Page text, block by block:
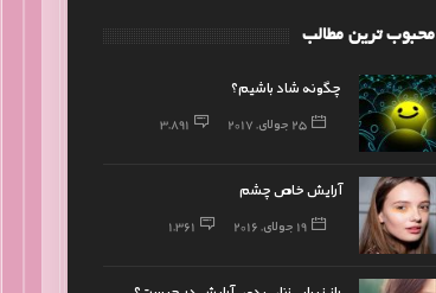
محبوب ترین مطالب
چگونه شاد باشیم؟
25 جولای, 2017 3,891
آرایش خاص چشم
19 جولای, 2016 1,361